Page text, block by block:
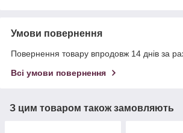
Умови повернення
Повернення товару впродовж 14 днів за
Всі умови повернення
З цим товаром також замовляють